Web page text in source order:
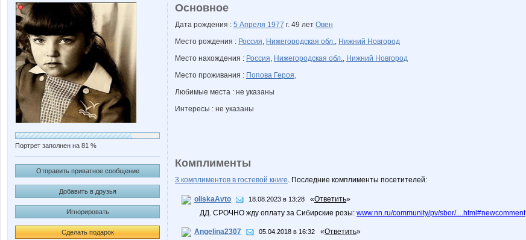
Портрет заполнен на 81 %
Отправить приватное сообщение
Добавить в друзья
Игнорировать
Сделать подарок
Основное
Дата рождения : 5 Апреля 1977 г. 49 лет Овен
Место рождения : Россия, Нижегородская обл., Нижний Новгород
Место нахождения : Россия, Нижегородская обл., Нижний Новгород
Место проживания : Попова Героя,
Любимые места : не указаны
Интересы : не указаны
Комплименты
3 комплиментов в гостевой книге. Последние комплименты посетителей:
oliskaAvto 18.08.2023 в 13:28 «Ответить»
ДД. СРОЧНО жду оплату за Сибирские розы: www.nn.ru/community/pv/sbor/....html#newcomment
Angelina2307 05.04.2018 в 16:32 «Ответить»